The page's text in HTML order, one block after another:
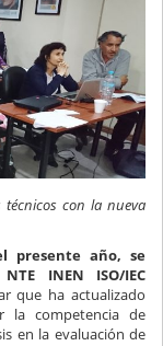
técnicos con la nueva
presente año, se
INEN ISO/IEC
que ha actualizado
la competencia de
en la evaluación de